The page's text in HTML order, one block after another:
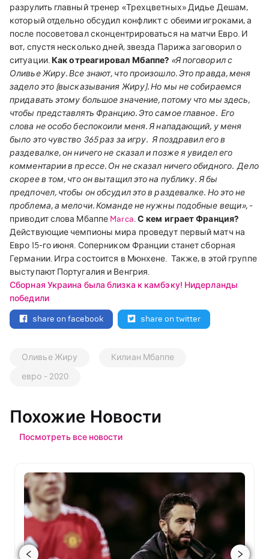
разрулить главный тренер «Трехцветных» Дидье Дешам,
который отдельно обсудил конфликт с обеими игроками, а
после посоветовал сконцентрироваться на матчи Евро. И
вот, спустя несколько дней, звезда Парижа заговорил о
ситуации. Как отреагировал Мбаппе? «Я поговорил с
Оливье Жиру. Все знают, что произошло. Это правда, меня
задело это (высказывания Жиру). Но мы не собираемся
придавать этому большое значение, потому что мы здесь,
чтобы представлять Францию. Это самое главное. Его
слова не особо беспокоили меня. Я нападающий, у меня
было это чувство 365 раз за игру. Я поздравил его в
раздевалке, он ничего не сказал и позже я увидел его
комментарии в прессе. Он не сказал ничего обидного. Дело
скорее в том, что он вытащил это на публику. Я бы
предпочел, чтобы он обсудил это в раздевалке. Но это не
проблема, а мелочи. Команде не нужны подобные вещи»,-
приводит слова Мбаппе Marca.С кем играет Франция?
Действующие чемпионы мира проведут первый матч на
Евро 15-го июня. Соперником Франции станет сборная
Германии. Игра состоится в Мюнхене. Также, в этой группе
выступают Португалия и Венгрия.
Сборная Украина была близка к камбэку! Нидерланды
победили
share on facebook
share on twitter
Оливье Жиру
Килиан Мбаппе
евро - 2020
Похожие Новости
Посмотреть все новости